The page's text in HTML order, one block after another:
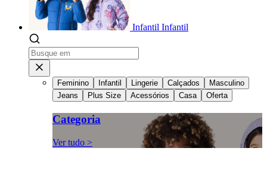
Infantil Infantil
Feminino Infantil Lingerie Calçados
Masculino
Jeans
Plus Size Acessórios Casa Oferta
Categoria
Ver tudo >